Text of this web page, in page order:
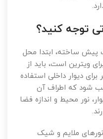
توجه کنید؟
پیش ساخته، ابتدا محل
ویترین است، باید از
دیوار داخلی استفاده
شود که اطراف آن
نور محیط و اندازه فضا
ملایم و شیک